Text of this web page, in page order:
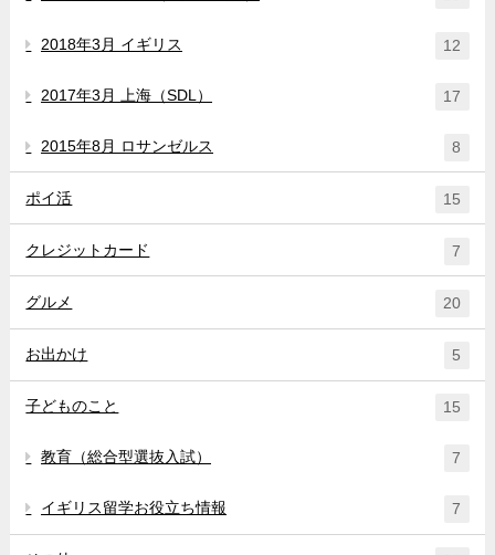
2018年3月 イギリス 12
2017年3月 上海（SDL） 17
2015年8月 ロサンゼルス 8
ポイ活 15
クレジットカード 7
グルメ 20
お出かけ 5
子どものこと 15
教育（総合型選抜入試） 7
イギリス留学お役立ち情報 7